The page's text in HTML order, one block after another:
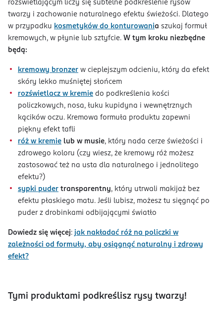
rozświetlającym liczy się subtelne podkreślenie rysów
twarzy i zachowanie naturalnego efektu świeżości. Dlatego
w przypadku kosmetyków do konturowania szukaj formuł
kremowych, w płynie lub sztyfcie. W tym kroku niezbędne
będą:
kremowy bronzer w cieplejszym odcieniu, który da efekt
skóry lekko muśniętej słońcem
rozświetlacz w kremie do podkreślenia kości
policzkowych, nosa, łuku kupidyna i wewnętrznych
kącików oczu. Kremowa formuła produktu zapewni
piękny efekt tafli
róż w kremie lub w musie, który nada cerze świeżości i
zdrowego koloru (czy wiesz, że kremowy róż możesz
zastosować też na usta dla naturalnego i jednolitego
efektu?)
sypki puder transparentny, który utrwali makijaż bez
efektu płaskiego matu. Jeśli lubisz, możesz tu sięgnąć po
puder z drobinkami odbijającymi światło
Dowiedz się więcej: jak nakładać róż na policzki w
zależności od formuły, aby osiągnąć naturalny i zdrowy
efekt?
Tymi produktami podkreślisz rysy twarzy!